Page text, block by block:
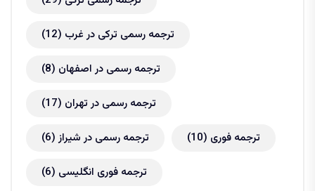
ترجمه رسمی ترکی در غرب (12)
ترجمه رسمی در اصفهان (8)
ترجمه رسمی در تهران (17)
ترجمه رسمی در شیراز(6) ترجمه فوری (10)
ترجمه فوری انگلیسی (6)